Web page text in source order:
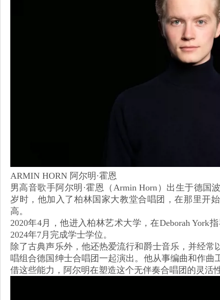
ARMIN HORN 阿尔明·霍恩
男高音歌手阿尔明·霍恩（Armin Horn）出生于德国
岁时，他加入了柏林国家大教堂合唱团，在那里开
高。
2020年4月，他进入柏林艺术大学，在Deborah York
2024年7月完成学士学位。
除了古典声乐外，他还热爱流行和爵士音乐，并经
唱组合德国绅士合唱团一起演出。他从事编曲和作曲
借这些能力，阿尔明在塑造这个无伴奏合唱团的灵活